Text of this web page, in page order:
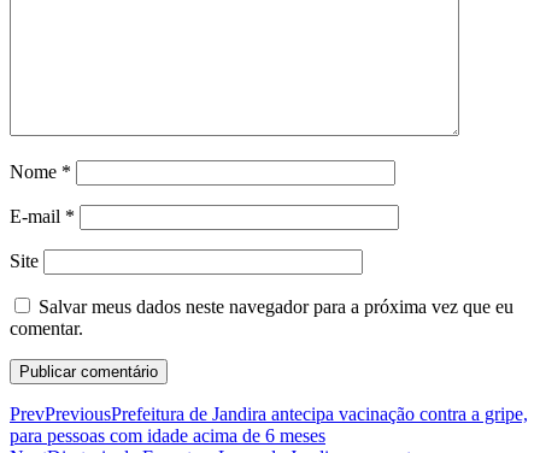
Nome *
E-mail *
Site
Salvar meus dados neste navegador para a próxima vez que eu
comentar.
PrevPreviousPrefeitura de Jandira antecipa vacinação contra a gripe,
para pessoas com idade acima de 6 meses